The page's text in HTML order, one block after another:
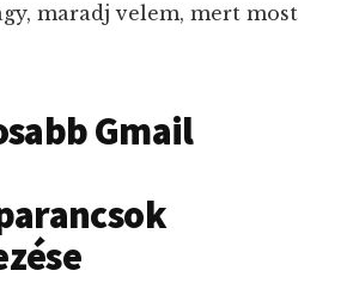
maradj velem, mert most
Gmail